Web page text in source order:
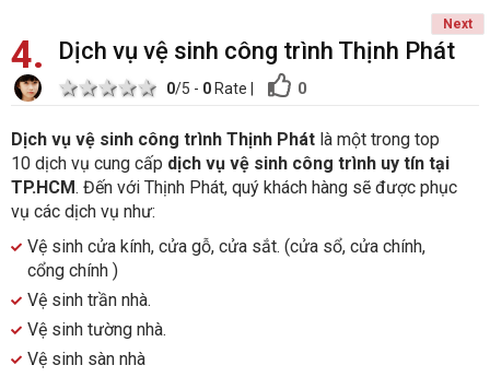
Next
4 Dịch vụ vệ sinh công trình Thịnh Phát
5 stars
4 stars
3 stars
2 stars
1 star 0/5 - 0Rate 0
Dịch vụ vệ sinh công trình Thịnh Phát là một trong top
10 dịch vụ cung cấp dịch vụ vệ sinh công trình uy tín tại
TP.HCM. Đến với Thịnh Phát, quý khách hàng sẽ được phục
vụ các dịch vụ như:
Vệ sinh cửa kính, cửa gỗ, cửa sắt. (cửa sổ, cửa chính,
cổng chính )
Vệ sinh trần nhà.
Vệ sinh tường nhà.
Vệ sinh sàn nhà